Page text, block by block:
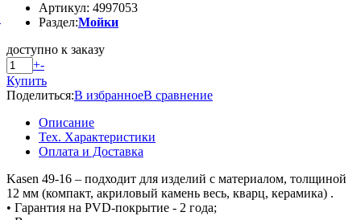
Артикул: 4997053
Раздел:Мойки
доступно к заказу
+-
Купить
Поделиться:В избранноеВ сравнение
Описание
Тех. Характеристики
Оплата и Доставка
Kasen 49-16 – подходит для изделий с материалом, толщиной
12 мм (компакт, акриловый камень весь, кварц, керамика) .
• Гарантия на PVD-покрытие - 2 года;